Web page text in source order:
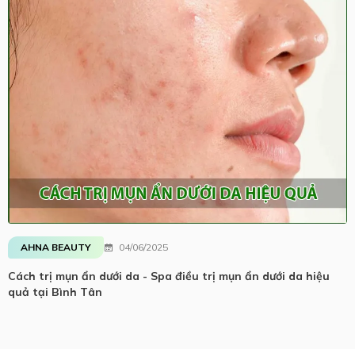
AHNA BEAUTY 04/06/2025
Cách trị mụn ẩn dưới da - Spa điều trị mụn ẩn dưới da hiệu
quả tại Bình Tân